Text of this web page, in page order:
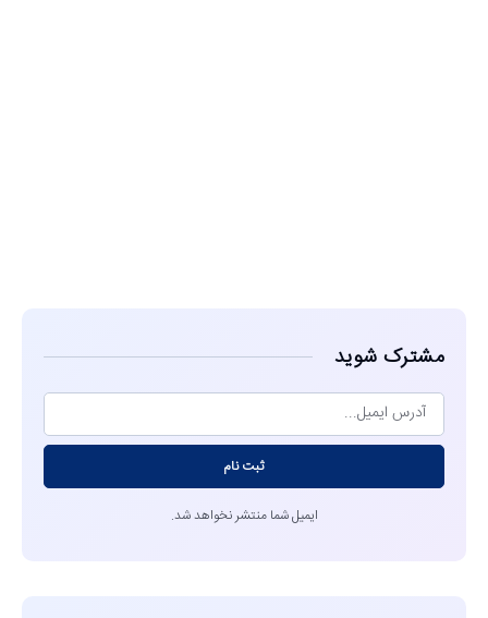
مشترک شوید
ثبت نام
ایمیل شما منتشر نخواهد شد.